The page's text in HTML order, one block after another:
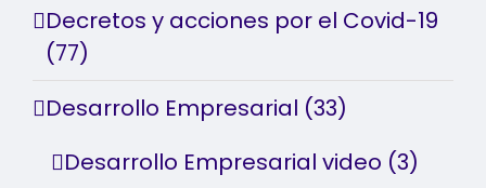
Decretos y acciones por el Covid-19
(77)
Desarrollo Empresarial (33)
Desarrollo Empresarial video (3)